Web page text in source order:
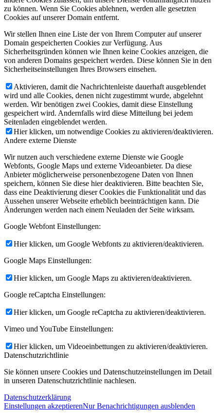
zu können. Wenn Sie Cookies ablehnen, werden alle gesetzten
Cookies auf unserer Domain entfernt.
Wir stellen Ihnen eine Liste der von Ihrem Computer auf unserer
Domain gespeicherten Cookies zur Verfügung. Aus
Sicherheitsgründen können wie Ihnen keine Cookies anzeigen, die
von anderen Domains gespeichert werden. Diese können Sie in den
Sicherheitseinstellungen Ihres Browsers einsehen.
Aktivieren, damit die Nachrichtenleiste dauerhaft ausgeblendet
wird und alle Cookies, denen nicht zugestimmt wurde, abgelehnt
werden. Wir benötigen zwei Cookies, damit diese Einstellung
gespeichert wird. Andernfalls wird diese Mitteilung bei jedem
Seitenladen eingeblendet werden.
Hier klicken, um notwendige Cookies zu aktivieren/deaktivieren.
Andere externe Dienste
Wir nutzen auch verschiedene externe Dienste wie Google
Webfonts, Google Maps und externe Videoanbieter. Da diese
Anbieter möglicherweise personenbezogene Daten von Ihnen
speichern, können Sie diese hier deaktivieren. Bitte beachten Sie,
dass eine Deaktivierung dieser Cookies die Funktionalität und das
Aussehen unserer Webseite erheblich beeinträchtigen kann. Die
Änderungen werden nach einem Neuladen der Seite wirksam.
Google Webfont Einstellungen:
Hier klicken, um Google Webfonts zu aktivieren/deaktivieren.
Google Maps Einstellungen:
Hier klicken, um Google Maps zu aktivieren/deaktivieren.
Google reCaptcha Einstellungen:
Hier klicken, um Google reCaptcha zu aktivieren/deaktivieren.
Vimeo und YouTube Einstellungen:
Hier klicken, um Videoeinbettungen zu aktivieren/deaktivieren.
Datenschutzrichtlinie
Sie können unsere Cookies und Datenschutzeinstellungen im Detail
in unseren Datenschutzrichtlinie nachlesen.
Datenschutzerklärung
Einstellungen akzeptierenNur Benachrichtigungen ausblenden